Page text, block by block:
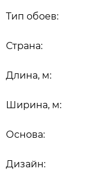
Длина, м:
Ширина, м:
Дизайн:
Основа:
Страна:
Тип обоев: